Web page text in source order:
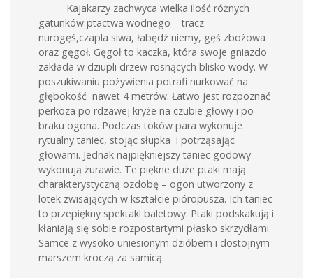
Kajakarzy zachwyca wielka ilość różnych
gatunków ptactwa wodnego – tracz
nurogęś,czapla siwa, łabędź niemy, gęś zbożowa
oraz gęgoł. Gęgoł to kaczka, która swoje gniazdo
zakłada w dziupli drzew rosnących blisko wody. W
poszukiwaniu pożywienia potrafi nurkować na
głębokość nawet 4 metrów. Łatwo jest rozpoznać
perkoza po rdzawej kryże na czubie głowy i po
braku ogona. Podczas toków para wykonuje
rytualny taniec, stojąc słupka i potrząsając
głowami. Jednak najpiękniejszy taniec godowy
wykonują żurawie. Te piękne duże ptaki mają
charakterystyczną ozdobę – ogon utworzony z
lotek zwisających w kształcie pióropusza. Ich taniec
to przepiękny spektakl baletowy. Ptaki podskakują i
kłaniają się sobie rozpostartymi płasko skrzydłami.
Samce z wysoko uniesionym dzióbem i dostojnym
marszem kroczą za samicą.